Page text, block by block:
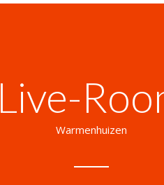
Live-
Warmenhuizen